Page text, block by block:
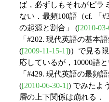
ば，必ずしもそれがピラ
ない．最頻100語（cf. 「
の起源と割合」 ([2010-
「#202. 現代英語の基本
([2009-11-15-1])）で見る
応しているが，10000語
「#429. 現代英語の最頻
([2010-06-30-1]) でみたよ
層の上下関係は崩れる．